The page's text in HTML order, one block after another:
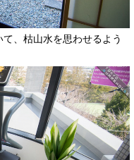
、枯山水を思わせるよう